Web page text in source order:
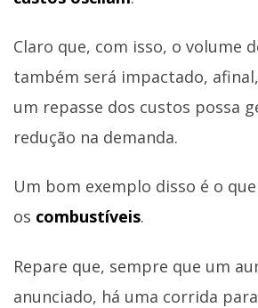
Claro que, com isso, o volume
também será impactado,
um repasse dos custos possa
redução na demanda.
Um bom exemplo disso é o
os combustíveis.
Repare que, sempre que um
anunciado, há uma corrida